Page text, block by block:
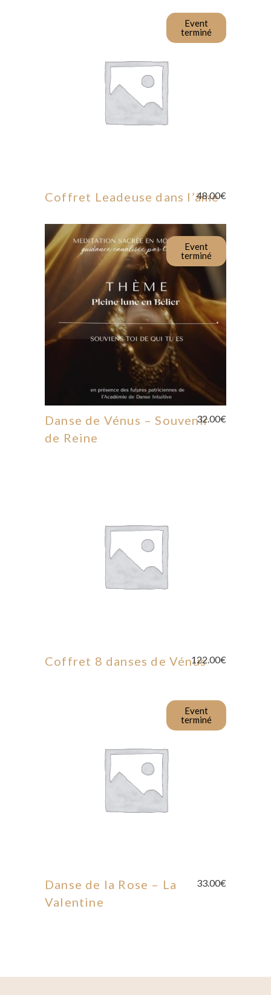
Event
terminé
LIRE LA SUITE
Coffret Leadeuse dans l’âme
48.00€
Event
terminé
LIRE LA SUITE
Danse de Vénus – Souvenir
de Reine
32.00€
AJOUTER AU PANIER
Coffret 8 danses de Vénus122.00€
Event
terminé
LIRE LA SUITE
Danse de la Rose – La
Valentine
33.00€